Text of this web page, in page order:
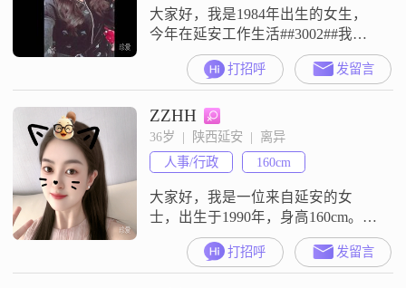
感情也是真心实意
大家好，我是1984年出生的女生，
今年在延安工作生活##3002##我的
身高是162cm，学历是大专，目前的
月收入在50000元以上##3002##我这
人性格比较直接，平时是温柔体贴
##3001##善解人意##3001##开朗爱
笑的##3002##平时也挺独立自信，
做什么事都乐观积极，做什么都愿
意往前看##3002##
打招呼 发留言
ZZHH
36岁  |  陕西延安  |  离异
人事/行政
160cm
大家好，我是一位来自延安的女
士，出生于1990年，身高160cm。我
在当地有着一份稳定的工作，月收
入在3001到5000元之间。虽然我的
学历是中专，但我一直保持着学习
打招呼 发留言